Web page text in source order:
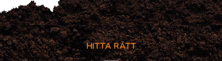
HITTA RÄTT